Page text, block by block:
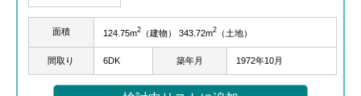
面積 124.75m2（建物） 343.72m2（土地）
間取り 6DK 築年月 1972年10月